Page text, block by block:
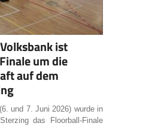
ist
um die
auf dem
und 7. Juni 2026) wurde in
das Floorball-Finale